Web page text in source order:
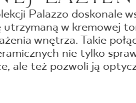
SKLEP INTERNETOWY
44 736
Palazzo doskonale
utrzymaną w kremowej
wnętrza. Takie
nie tylko
ale też pozwoli ją